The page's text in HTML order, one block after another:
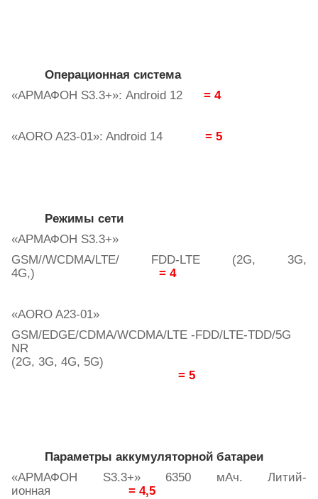
Операционная система
«АРМАФОН S3.3+»: Android 12 = 4
«AORO A23-01»: Android 14 = 5
Режимы сети
«АРМАФОН S3.3+»
GSM//WCDMA/LTE/ FDD-LTE (2G, 3G,
4G,) = 4
«AORO A23-01»
GSM/EDGE/CDMA/WCDMA/LTE -FDD/LTE-TDD/5G
NR
(2G, 3G, 4G, 5G)
= 5
Параметры аккумуляторной батареи
«АРМАФОН S3.3+» 6350 мАч. Литий-
ионная = 4,5